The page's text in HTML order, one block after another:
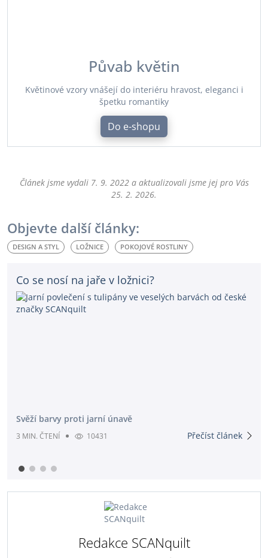
Půvab květin
Květinové vzory vnášejí do interiéru hravost, eleganci i
špetku romantiky
Do e-shopu
Článek jsme vydali 7. 9. 2022a aktualizovali jsme jej pro Vás
25. 2. 2026.
Objevte další články:
DESIGN A STYL LOŽNICE POKOJOVÉ ROSTLINY
Co se nosí na jaře v ložnici?
Svěží barvy proti jarní únavě
3 MIN. ČTENÍ 10431 Přečíst článek
Redakce SCANquilt